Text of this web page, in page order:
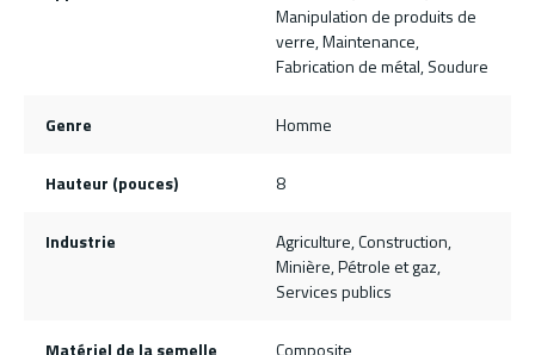
Manipulation de produits de
verre, Maintenance,
Fabrication de métal, Soudure
Genre Homme
Hauteur (pouces) 8
Industrie
Agriculture, Construction,
Minière, Pétrole et gaz,
Services publics
Matériel de la semelle Composite